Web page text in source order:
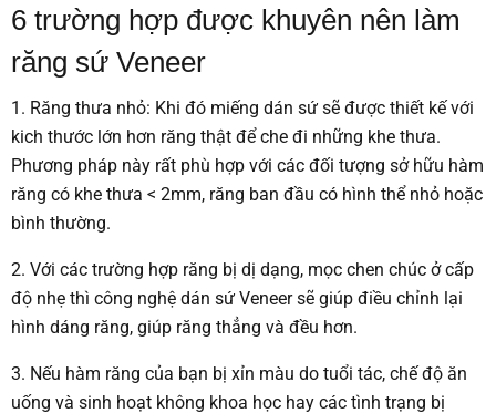
6 trường hợp được khuyên nên làm
răng sứ Veneer
1. Răng thưa nhỏ: Khi đó miếng dán sứ sẽ được thiết kế với
kich thước lớn hơn răng thật để che đi những khe thưa.
Phương pháp này rất phù hợp với các đối tượng sở hữu hàm
răng có khe thưa < 2mm, răng ban đầu có hình thể nhỏ hoặc
bình thường.
2. Với các trường hợp răng bị dị dạng, mọc chen chúc ở cấp
độ nhẹ thì công nghệ dán sứ Veneer sẽ giúp điều chỉnh lại
hình dáng răng, giúp răng thẳng và đều hơn.
3. Nếu hàm răng của bạn bị xỉn màu do tuổi tác, chế độ ăn
uống và sinh hoạt không khoa học hay các tình trạng bị